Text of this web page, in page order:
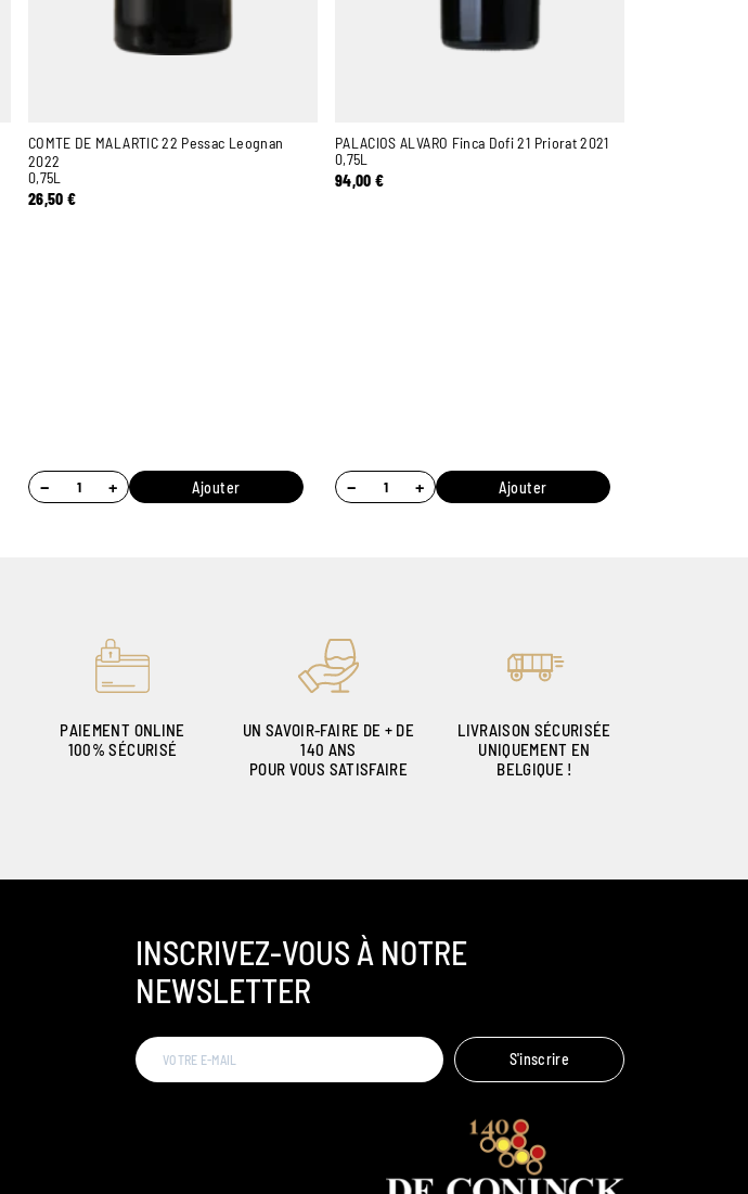
COMTE DE MALARTIC 22 Pessac Leognan
2022
0,75L
26,50€
− + Ajouter
PALACIOS ALVARO Finca Dofi 21 Priorat 2021
0,75L
94,00€
− + Ajouter
PAIEMENT ONLINE
100% SÉCURISÉ
UN SAVOIR-FAIRE DE + DE
140 ANS
POUR VOUS SATISFAIRE
LIVRAISON SÉCURISÉE
UNIQUEMENT EN
BELGIQUE !
INSCRIVEZ-VOUS À NOTRE
NEWSLETTER
S'inscrire
Ambroise, Votre sommelier
Disponible pour vous conseiller